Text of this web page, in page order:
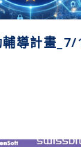
導計畫